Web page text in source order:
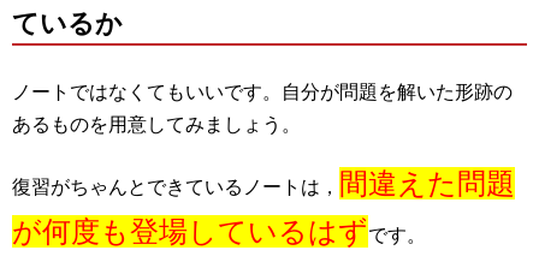
ているか
ノートではなくてもいいです。自分が問題を解いた形跡の
あるものを用意してみましょう。
復習がちゃんとできているノートは， 間違えた問題
が何度も登場しているはずです。